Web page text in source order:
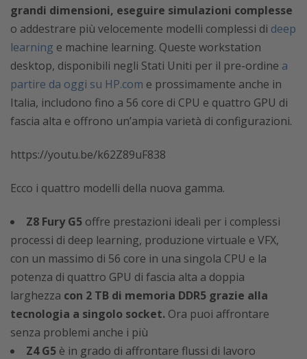
grandi dimensioni, eseguire simulazioni complesse
o addestrare più velocemente modelli complessi di deep
learning e machine learning. Queste workstation
desktop, disponibili negli Stati Uniti per il pre-ordine a
partire da oggi su HP.com e prossimamente anche in
Italia, includono fino a 56 core di CPU e quattro GPU di
fascia alta e offrono un’ampia varietà di configurazioni.
https://youtu.be/k62Z89uF838
Ecco i quattro modelli della nuova gamma.
Z8 Fury G5 offre prestazioni ideali per i complessi
processi di deep learning, produzione virtuale e VFX,
con un massimo di 56 core in una singola CPU e la
potenza di quattro GPU di fascia alta a doppia
larghezza con 2 TB di memoria DDR5 grazie alla
tecnologia a singolo socket. Ora puoi affrontare
senza problemi anche i più
Z4 G5 è in grado di affrontare flussi di lavoro